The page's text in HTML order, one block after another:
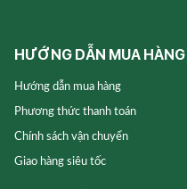
HƯỚNG DẪN MUA HÀNG
Hướng dẫn mua hàng
Phương thức thanh toán
Chính sách vận chuyển
Giao hàng siêu tốc